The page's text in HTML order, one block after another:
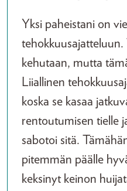
Yksi paheistani on
tehokkuusajatteluun.
kehutaan, mutta
Liiallinen
koska se kasaa
rentoutumisen tielle
sabotoi sitä.
pitemmän päälle
keksinyt keinon